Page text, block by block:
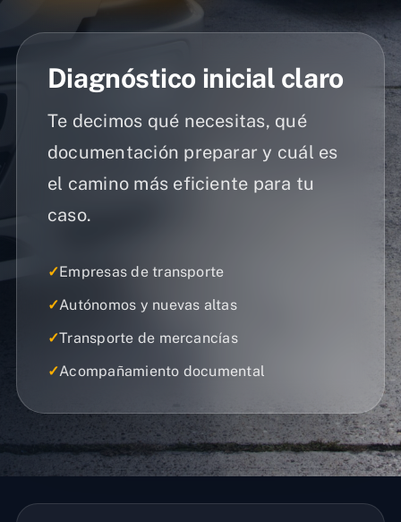
Diagnóstico inicial claro
Te decimos qué necesitas, qué
documentación preparar y cuál es
el camino más eficiente para tu
caso.
✓Empresas de transporte
✓Autónomos y nuevas altas
✓Transporte de mercancías
✓Acompañamiento documental